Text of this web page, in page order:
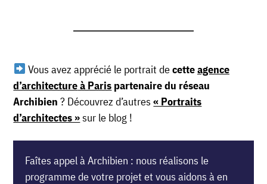
Vous avez apprécié le portrait decetteagence
d’architectureà Paris partenaire du réseau
Archibien ? Découvrez d’autres« Portraits
d’architectes »sur le blog !
Faîtes appel à Archibien : nous réalisons le
programme de votre projet et vous aidons à en